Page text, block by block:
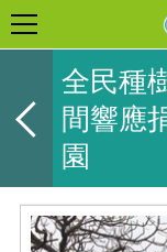
全民種
間響應
園